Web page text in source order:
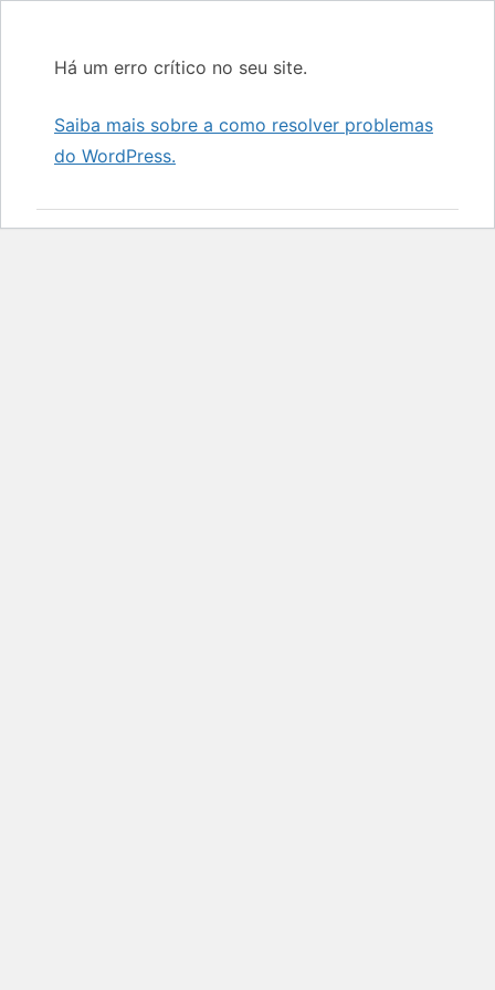
Há um erro crítico no seu site.
Saiba mais sobre a como resolver problemas
do WordPress.